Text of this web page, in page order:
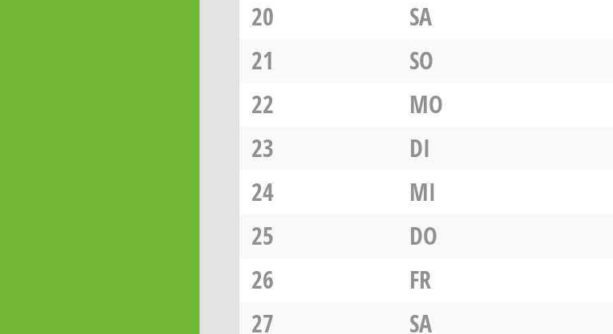
20
SA
21
SO
22
MO
23
DI
24
MI
25
DO
26
FR
27
SA